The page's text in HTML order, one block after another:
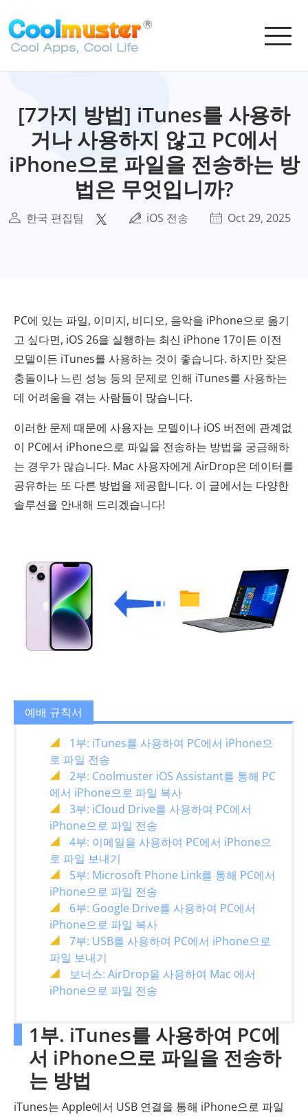
[7가지 방법] iTunes를 사용하
거나 사용하지 않고 PC에서
iPhone으로 파일을 전송하는 방
법은 무엇입니까?
한국 편집팀 iOS 전송 Oct 29, 2025
PC에 있는 파일, 이미지, 비디오, 음악을 iPhone으로 옮기
고 싶다면, iOS 26을 실행하는 최신 iPhone 17이든 이전
모델이든 iTunes를 사용하는 것이 좋습니다. 하지만 잦은
충돌이나 느린 성능 등의 문제로 인해 iTunes를 사용하는
데 어려움을 겪는 사람들이 많습니다.
이러한 문제 때문에 사용자는 모델이나 iOS 버전에 관계없
이 PC에서 iPhone으로 파일을 전송하는 방법을 궁금해하
는 경우가 많습니다. Mac 사용자에게 AirDrop은 데이터를
공유하는 또 다른 방법을 제공합니다. 이 글에서는 다양한
솔루션을 안내해 드리겠습니다!
예배 규칙서
1부: iTunes를 사용하여 PC에서 iPhone으
로 파일 전송
2부: Coolmuster iOS Assistant를 통해 PC
에서 iPhone으로 파일 복사
3부: iCloud Drive를 사용하여 PC에서
iPhone으로 파일 전송
4부: 이메일을 사용하여 PC에서 iPhone으
로 파일 보내기
5부: Microsoft Phone Link를 통해 PC에서
iPhone으로 파일 전송
6부: Google Drive를 사용하여 PC에서
iPhone으로 파일 복사
7부: USB를 사용하여 PC에서 iPhone으로
파일 보내기
보너스: AirDrop을 사용하여 Mac 에서
iPhone으로 파일 전송
1부. iTunes를 사용하여 PC에
서 iPhone으로 파일을 전송하
는 방법
iTunes는 Apple에서 USB 연결을 통해 iPhone으로 파일